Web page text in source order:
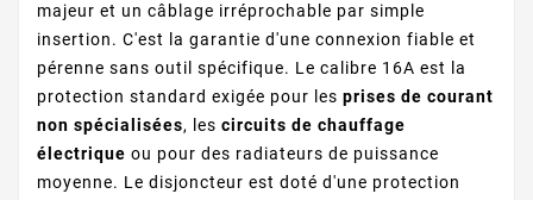
majeur et un câblage irréprochable par simple
insertion. C'est la garantie d'une connexion fiable et
pérenne sans outil spécifique. Le calibre 16A est la
protection standard exigée pour les prises de courant
non spécialisées, les circuits de chauffage
électrique ou pour des radiateurs de puissance
moyenne. Le disjoncteur est doté d'une protection